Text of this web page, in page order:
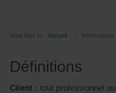
Vous êtes ici : Accueil
Définitions
Client : tout professionnel